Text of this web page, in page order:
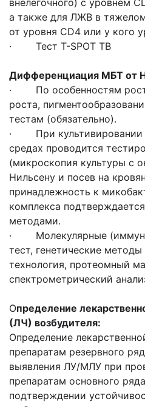
внелегочного) с уровнем
а также для ЛЖВ в
от уровня CD4 или у кого
· Тест T-SPOT TB
Дифференциация МБТ от
· По особенностям
роста,
тестам (обязательно).
· При культивировании
средах проводится
(микроскопия культуры с
Нильсену и посев на
принадлежность к
комплекса
методами.
· Молекулярные
тест, генетические
технология, протеомный
спектрометрический
Определение
(ЛЧ) возбудителя:
Определение
препаратам резервного
выявления ЛУ/МЛУ при
препаратам основного
подтверждении